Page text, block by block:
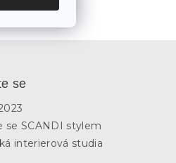
se
se SCANDI stylem
interierová studia